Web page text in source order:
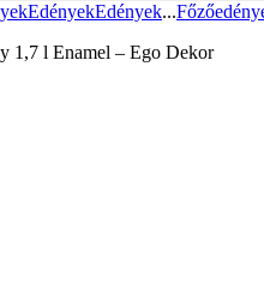
EdényekEdények...